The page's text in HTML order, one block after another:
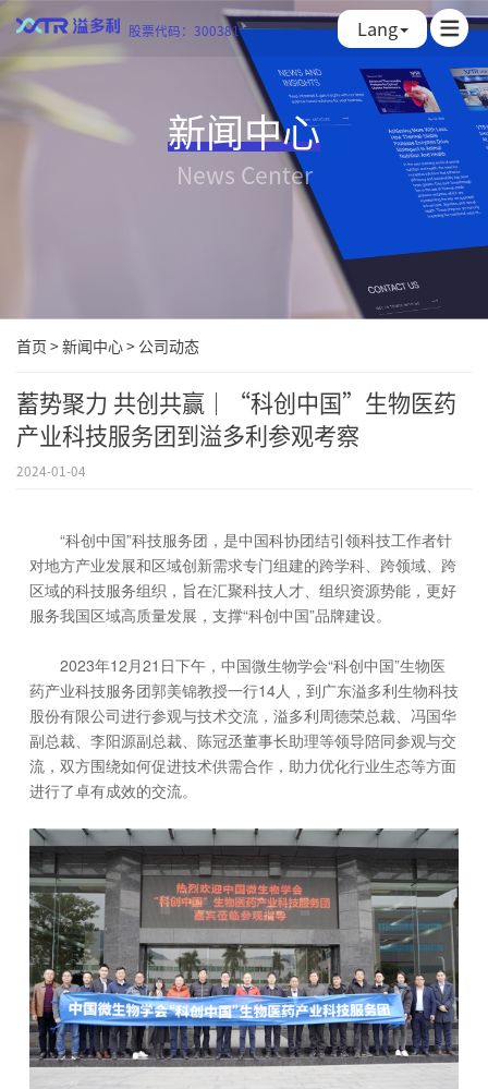
股票代码：300381 Lang
新闻中心
News Center
首页>新闻中心> 公司动态
蓄势聚力 共创共赢｜“科创中国”生物医药
产业科技服务团到溢多利参观考察
2024-01-04
“科创中国”科技服务团，是中国科协团结引领科技工作者针
对地方产业发展和区域创新需求专门组建的跨学科、跨领域、跨
区域的科技服务组织，旨在汇聚科技人才、组织资源势能，更好
服务我国区域高质量发展，支撑“科创中国”品牌建设。
2023年12月21日下午，中国微生物学会“科创中国”生物医
药产业科技服务团郭美锦教授一行14人，到广东溢多利生物科技
股份有限公司进行参观与技术交流，溢多利周德荣总裁、冯国华
副总裁、李阳源副总裁、陈冠丞董事长助理等领导陪同参观与交
流，双方围绕如何促进技术供需合作，助力优化行业生态等方面
进行了卓有成效的交流。